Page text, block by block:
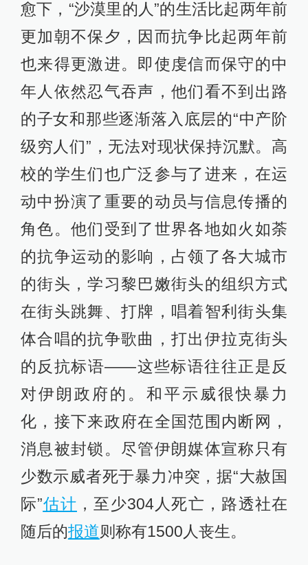
化，接下来政府在全国范围内断网，
消息被封锁。尽管伊朗媒体宣称只有
少数示威者死于暴力冲突，据“大赦国
际”估计，至少304人死亡，路透社在
随后的报道则称有1500人丧生。
倘若2017/18那场示威仍然只是将矛头
指向开出无数空头支票的改革派总统
鲁哈尼，那么2019年末的这又一场大
体上属于“沙漠里的人”的抗争，则开始
直接向神权政治本身发难。
2019年末的抗争，抗争因油价上涨而
引发，也因此被一些媒体称作“燃油抗